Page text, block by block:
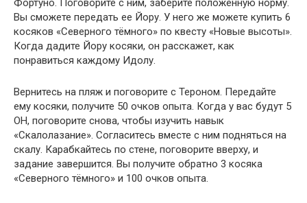
Фортуно. Поговорите с ним, заберите положенную норму.
Вы сможете передать ее Йору. У него же можете купить 6
косяков «Северного тёмного» по квесту «Новые высоты».
Когда дадите Йору косяки, он расскажет, как
понравиться каждому Идолу.
Вернитесь на пляж и поговорите с Тероном. Передайте
ему косяки, получите 50 очков опыта. Когда у вас будут 5
ОН, поговорите снова, чтобы изучить навык
«Скалолазание». Согласитесь вместе с ним подняться на
скалу. Карабкайтесь по стене, поговорите вверху, и
задание завершится. Вы получите обратно 3 косяка
«Северного тёмного» и 100 очков опыта.